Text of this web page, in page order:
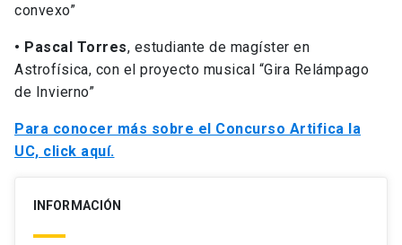
convexo”
• Pascal Torres, estudiante de magíster en
Astrofísica, con el proyecto musical “Gira Relámpago
de Invierno”
Para conocer más sobre el Concurso Artifica la
UC, click aquí.
INFORMACIÓN